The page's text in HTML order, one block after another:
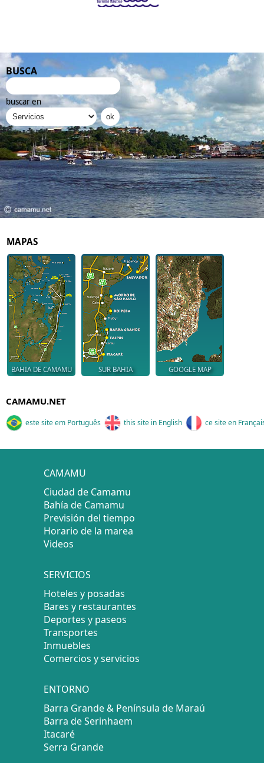
BUSCA
buscar en
MAPAS
BAHIA DE CAMAMU SUR BAHIA GOOGLE MAP
CAMAMU.NET
este site em Português this site in English ce site en
CAMAMU
Ciudad de Camamu
Bahía de Camamu
Previsión del tiempo
Horario de la marea
Videos
SERVICIOS
Hoteles y posadas
Bares y restaurantes
Deportes y paseos
Transportes
Inmuebles
Comercios y servicios
ENTORNO
Barra Grande & Península de Maraú
Barra de Serinhaem
Itacaré
Serra Grande